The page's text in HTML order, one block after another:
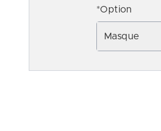
*Option
Masque